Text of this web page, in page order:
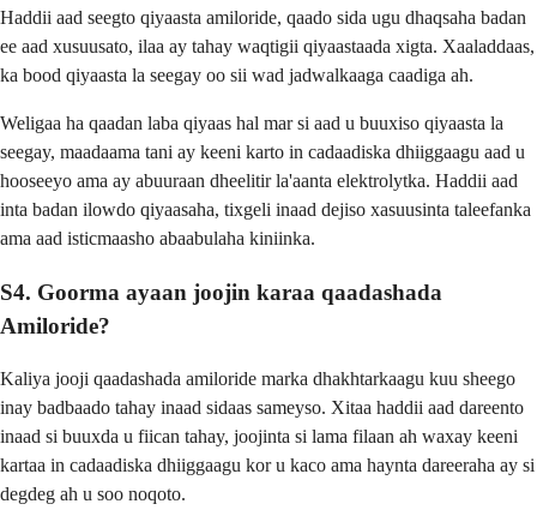
Haddii aad seegto qiyaasta amiloride, qaado sida ugu dhaqsaha badan
ee aad xusuusato, ilaa ay tahay waqtigii qiyaastaada xigta. Xaaladdaas,
ka bood qiyaasta la seegay oo sii wad jadwalkaaga caadiga ah.
Weligaa ha qaadan laba qiyaas hal mar si aad u buuxiso qiyaasta la
seegay, maadaama tani ay keeni karto in cadaadiska dhiiggaagu aad u
hooseeyo ama ay abuuraan dheelitir la'aanta elektrolytka. Haddii aad
inta badan ilowdo qiyaasaha, tixgeli inaad dejiso xasuusinta taleefanka
ama aad isticmaasho abaabulaha kiniinka.
S4. Goorma ayaan joojin karaa qaadashada
Amiloride?
Kaliya jooji qaadashada amiloride marka dhakhtarkaagu kuu sheego
inay badbaado tahay inaad sidaas sameyso. Xitaa haddii aad dareento
inaad si buuxda u fiican tahay, joojinta si lama filaan ah waxay keeni
kartaa in cadaadiska dhiiggaagu kor u kaco ama haynta dareeraha ay si
degdeg ah u soo noqoto.